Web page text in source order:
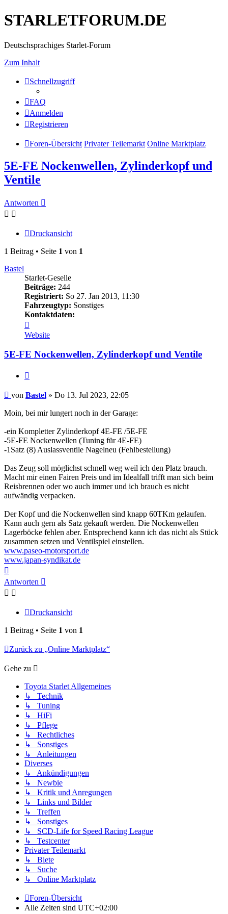
STARLETFORUM.DE
Deutschsprachiges Starlet-Forum
Zum Inhalt
Schnellzugriff
FAQ
Anmelden
Registrieren
Foren-Übersicht Privater Teilemarkt Online Marktplatz
5E-FE Nockenwellen, Zylinderkopf und
Ventile
Antworten
Druckansicht
1 Beitrag • Seite 1 von 1
Bastel
Starlet-Geselle
Beiträge: 244
Registriert: So 27. Jan 2013, 11:30
Fahrzeugtyp: Sonstiges
Kontaktdaten:
von
Bastel
Website
5E-FE Nockenwellen, Zylinderkopf und Ventile
Beitrag
von Bastel » Do 13. Jul 2023, 22:05
Moin, bei mir lungert noch in der Garage:
-ein Kompletter Zylinderkopf 4E-FE /5E-FE
-5E-FE Nockenwellen (Tuning für 4E-FE)
-1Satz (8) Auslassventile Nagelneu (Fehlbestellung)
Das Zeug soll möglichst schnell weg weil ich den Platz brauch.
Macht mir einen Fairen Preis und im Idealfall trifft man sich beim
Reisbrennen oder wo auch immer und ich brauch es nicht
aufwändig verpacken.
Der Kopf und die Nockenwellen sind knapp 60TKm gelaufen.
Kann auch gern als Satz gekauft werden. Die Nockenwellen
Lagerböcke fehlen aber. Entsprechend kann ich das nicht als Stück
zusammen setzen und Ventilspiel einstellen.
www.paseo-motorsport.de
www.japan-syndikat.de
oben
Antworten
Druckansicht
1 Beitrag • Seite 1 von 1
Zurück zu „Online Marktplatz“
Gehe zu
Toyota Starlet Allgemeines
↳ Technik
↳ Tuning
↳ HiFi
↳ Pflege
↳ Rechtliches
↳ Sonstiges
↳ Anleitungen
Diverses
↳ Ankündigungen
↳ Newbie
↳ Kritik und Anregungen
↳ Links und Bilder
↳ Treffen
↳ Sonstiges
↳ SCD-Life for Speed Racing League
↳ Testcenter
Privater Teilemarkt
↳ Biete
↳ Suche
↳ Online Marktplatz
Foren-Übersicht
Alle Zeiten sind UTC+02:00